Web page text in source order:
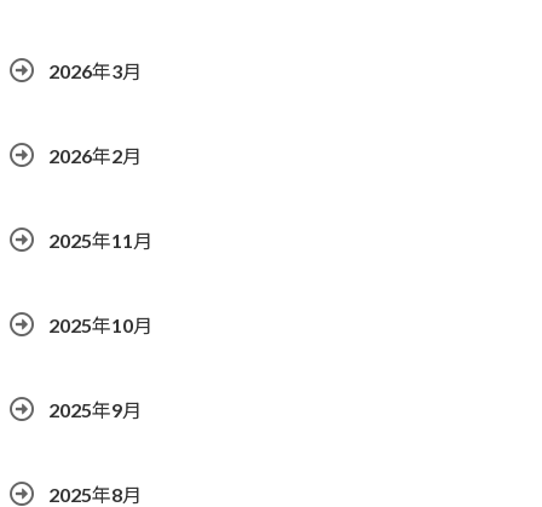
2026年3月
2026年2月
2025年11月
2025年10月
2025年9月
2025年8月